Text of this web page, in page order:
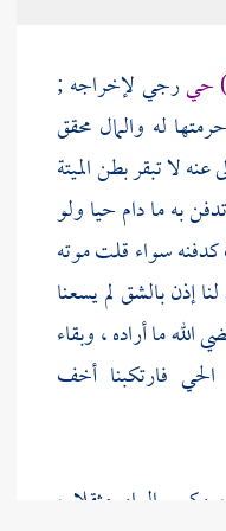
) حيرجي لإخراجه ;
له والمال محقق
لا تبقر بطن الميتة
به ما دام حيا ولو
سواء قلت موته
إذن بالشق لم يسعنا
ما أراده ، وبقاء
فارتكبنا أخف
الواو مثقلا ،